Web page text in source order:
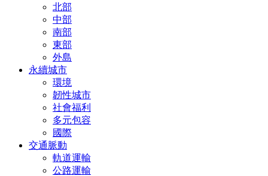
北部
中部
南部
東部
外島
永續城市
環境
韌性城市
社會福利
多元包容
國際
交通脈動
軌道運輸
公路運輸